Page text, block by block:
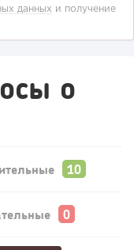
данных и получение
о